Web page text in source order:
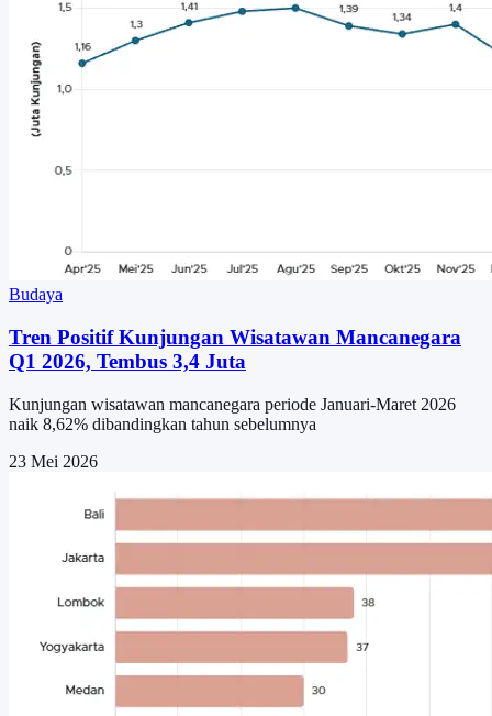
Budaya
Tren Positif Kunjungan Wisatawan Mancanegara
Q1 2026, Tembus 3,4 Juta
Kunjungan wisatawan mancanegara periode Januari-Maret 2026
naik 8,62% dibandingkan tahun sebelumnya
23 Mei 2026